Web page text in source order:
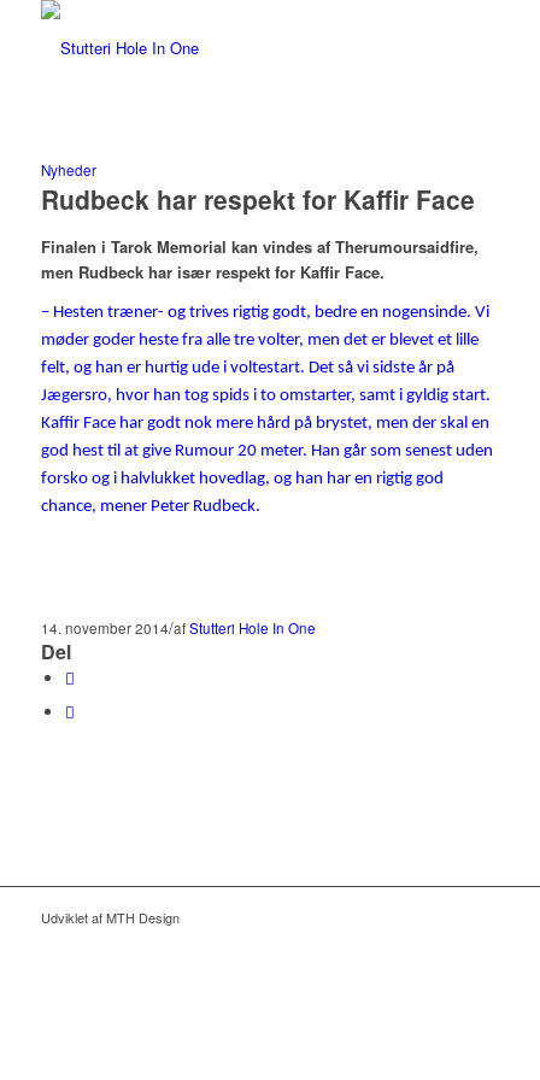
Nyheder
Rudbeck har respekt for Kaffir Face
Finalen i Tarok Memorial kan vindes af Therumoursaidfire,
men Rudbeck har især respekt for Kaffir Face.
– Hesten træner- og trives rigtig godt, bedre en nogensinde. Vi
møder goder heste fra alle tre volter, men det er blevet et lille
felt, og han er hurtig ude i voltestart. Det så vi sidste år på
Jægersro, hvor han tog spids i to omstarter, samt i gyldig start.
Kaffir Face har godt nok mere hård på brystet, men der skal en
god hest til at give Rumour 20 meter. Han går som senest uden
forsko og i halvlukket hovedlag, og han har en rigtig god
chance, mener Peter Rudbeck.
14. november 2014/afStutteri Hole In One
Del
Udviklet af MTH Design